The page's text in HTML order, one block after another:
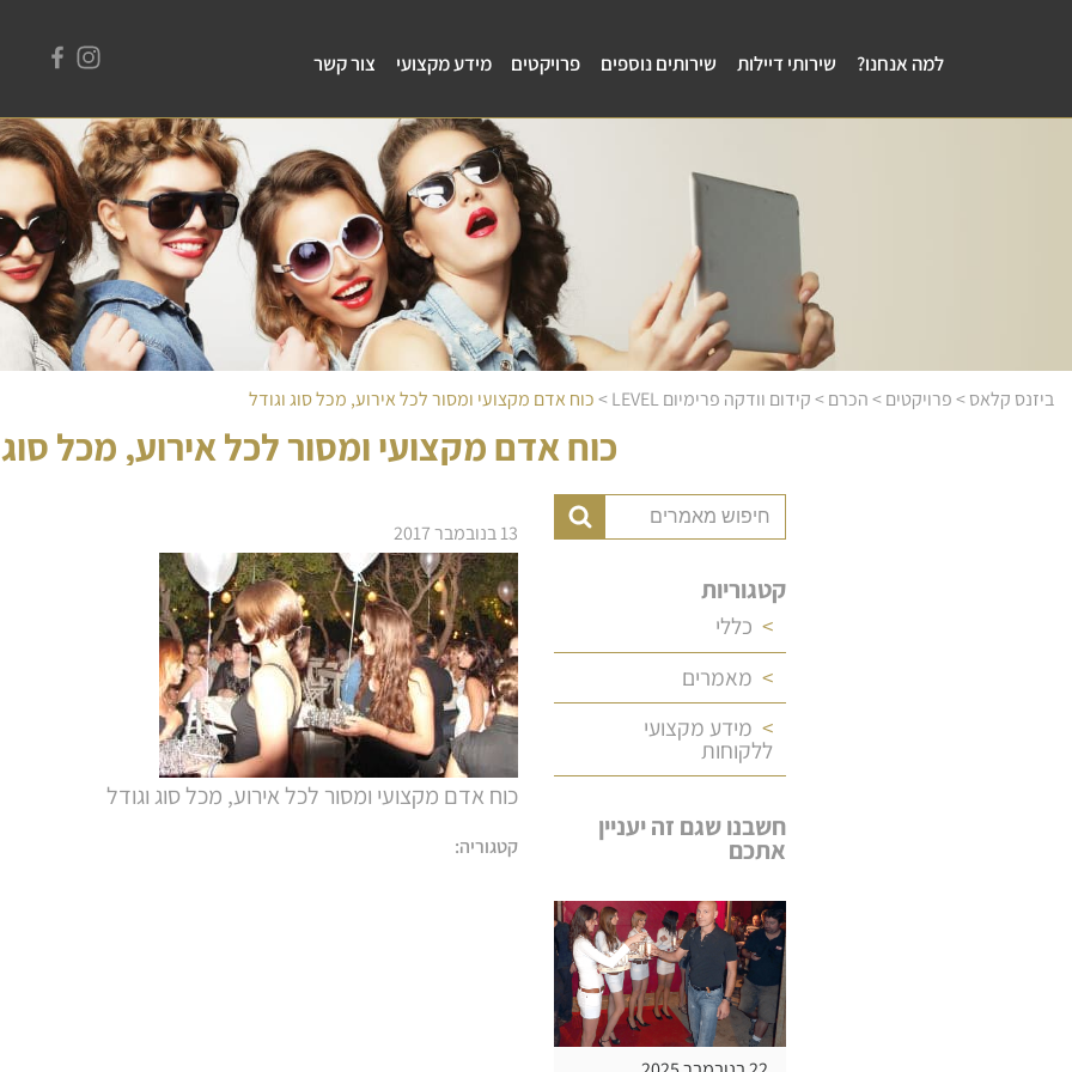
למה אנחנו? שירותי דיילות שירותים נוספים פרויקטים מידע מקצועי צור קשר
ביזנס קלאס>פרויקטים>הכרם>קידום וודקה פרימיום LEVEL >כוח אדם מקצועי ומסור לכל אירוע, מכל סוג וגודל
כוח אדם מקצועי ומסור לכל אירוע, מכל סוג
קטגוריות
כללי
מאמרים
מידע מקצועי
ללקוחות
חשבנו שגם זה יעניין
אתכם
13 בנובמבר 2017
כוח אדם מקצועי ומסור לכל אירוע, מכל סוג וגודל
קטגוריה: